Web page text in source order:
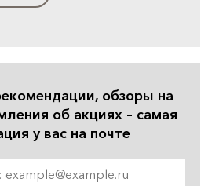
обзоры на
об акциях – самая
у вас на почте